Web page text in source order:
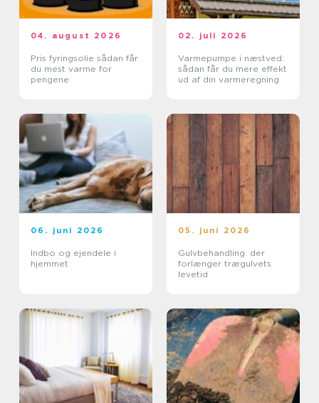
04. august 2026
Pris fyringsolie sådan får
du mest varme for
pengene
02. juli 2026
Varmepumpe i næstved:
sådan får du mere effekt
ud af din varmeregning
06. juni 2026
Indbo og ejendele i
hjemmet
05. juni 2026
Gulvbehandling: der
forlænger trægulvets
levetid